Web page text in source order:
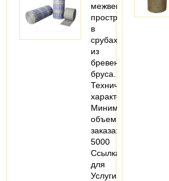
межвенцового
пространства
в
срубах
из
бревен,
бруса.
Технические
характеристики
Минимальный
объем
заказа:
5000
Ссылка
для
Услуги